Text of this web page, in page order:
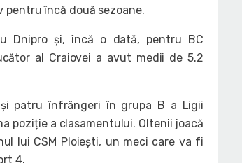
pentru încă două sezoane.
Dnipro și, încă o dată, pentru BC
al Craiovei a avut medii de 5.2
patru înfrângeri în grupa B a Ligii
poziție a clasamentului. Oltenii joacă
lui CSM Ploiești, un meci care va fi
4.